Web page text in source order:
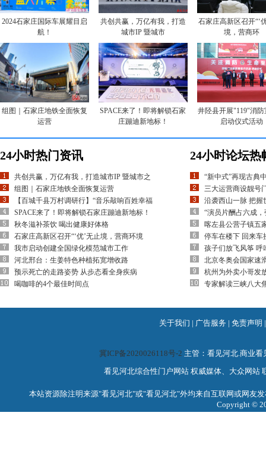
2024石家庄国际车展耀目启
航！
共创共赢，万亿有我，打造
城市IP 暨城市
石家庄高新区召开“‘
境，营商环
组图｜石家庄地铁全面恢复
运营
SPACE来了！即将解锁石家
庄蹦迪新地标！
井陉县开展"119"消防
启动仪式活动
24小时热门资讯
共创共赢，万亿有我，打造城市IP 暨城市之
组图｜石家庄地铁全面恢复运营
【百城千县万村调研行】“音乐敲响百姓幸福
SPACE来了！即将解锁石家庄蹦迪新地标！
秋冬滋补茶饮 喝出健康好体格
石家庄高新区召开“‘优’无止境，营商环境
我市启动创建全国绿化模范城市工作
河北邢台：生姜特色种植拓宽增收路
预示死亡的走路姿势 从步态看全身疾病
喝咖啡的4个最佳时间点
24小时论坛热
“新中式”再现古典
三大运营商设靓号
沿袭西山一脉 把握
“演员片酬占六成
喀左县公营子镇五
停车在楼下 回来车
孩子们放飞风筝 呼
北京冬奥会国家速
杭州为外卖小哥发
专家解读三峡八大
关于我们 | 广告服务 | 免责声明
冀ICP备2020026118号-2 主管：看见河北.商业
看见河北综合性门户网站 权威媒体、大众网站
本站资源除注明来源"看见河北"或"看见河北"外均来自互联网或网友
Copyright ©